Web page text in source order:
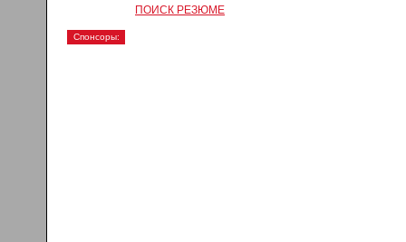
ПОИСК РЕЗЮМЕ
Спонсоры: